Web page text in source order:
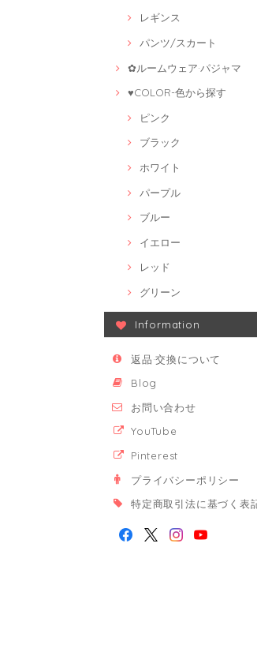
レギンス
パンツ/スカート
✿ルームウェア·パジャマ
♥COLOR-色から探す
ピンク
ブラック
ホワイト
パープル
ブルー
イエロー
レッド
グリーン
Information
返品·交換について
Blog
お問い合わせ
YouTube
Pinterest
プライバシーポリシー
特定商取引法に基づく表